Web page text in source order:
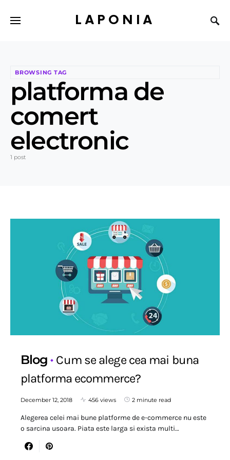
LAPONIA
BROWSING TAG
platforma de
comert
electronic
1 post
Blog
Cum se alege cea mai buna
platforma ecommerce?
December 12, 2018 456 views 2 minute read
Alegerea celei mai bune platforme de e-commerce nu este
o sarcina usoara. Piata este larga si exista multi…